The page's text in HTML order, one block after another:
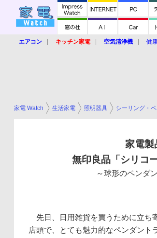
エアコン キッチン家電 空気清浄機 健
家電 Watch 生活家電 照明器具 シーリング・
家電製
無印良品「シリコ
～球形のペンダ
先日、日用雑貨を買うために立ち
店頭で、とても魅力的なペンダント